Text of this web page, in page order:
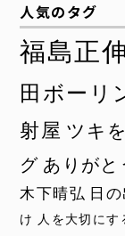
人気のタグ
福島正伸
田ボーリ
射屋 ツキ
グ ありがと
木下晴弘 日の
け 人を大切にす